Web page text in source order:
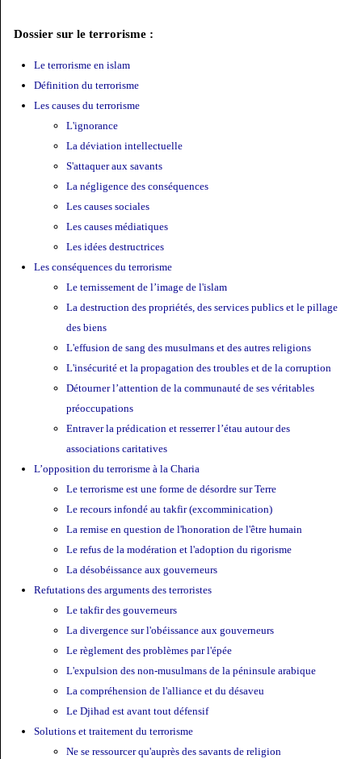
Dossier sur le terrorisme :
Le terrorisme en islam
Définition du terrorisme
Les causes du terrorisme
L'ignorance
La déviation intellectuelle
S'attaquer aux savants
La négligence des conséquences
Les causes sociales
Les causes médiatiques
Les idées destructrices
Les conséquences du terrorisme
Le ternissement de l’image de l'islam
La destruction des propriétés, des services publics et le pillage
des biens
L'effusion de sang des musulmans et des autres religions
L'insécurité et la propagation des troubles et de la corruption
Détourner l’attention de la communauté de ses véritables
préoccupations
Entraver la prédication et resserrer l’étau autour des
associations caritatives
L’opposition du terrorisme à la Charia
Le terrorisme est une forme de désordre sur Terre
Le recours infondé au takfir (excomminication)
La remise en question de l'honoration de l'être humain
Le refus de la modération et l'adoption du rigorisme
La désobéissance aux gouverneurs
Refutations des arguments des terroristes
Le takfir des gouverneurs
La divergence sur l'obéissance aux gouverneurs
Le règlement des problèmes par l'épée
L'expulsion des non-musulmans de la péninsule arabique
La compréhension de l'alliance et du désaveu
Le Djihad est avant tout défensif
Solutions et traitement du terrorisme
Ne se ressourcer qu'auprès des savants de religion